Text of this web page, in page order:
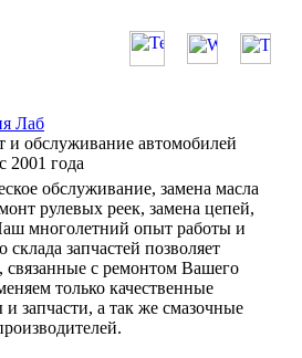
Лаб
и обслуживание автомобилей
2001 года
обслуживание, замена масла
рулевых реек, замена цепей,
многолетний опыт работы и
склада запчастей позволяет
связанные с ремонтом Вашего
только качественные
запчасти, а так же смазочные